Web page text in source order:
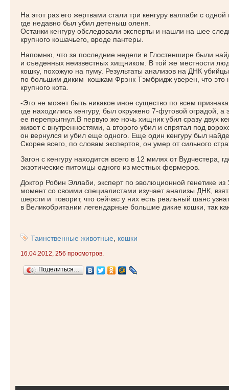
На этот раз его жертвами стали три кенгуру валлаби с
где недавно был убил детеныш оленя.
Останки кенгуру обследовали эксперты и нашли на шее
крупного кошачьего, вроде пантеры.
Напомню, что за последние недели в Глостеншире были
и съеденных неизвестных хищником. В той же местности
кошку, похожую на пуму. Результаты анализов на ДНК
по большим диким кошкам Фрэнк Тэмбридж уверен, что это
крупного кота.
-Это не может быть никакое иное существо по всем
где находились кенгуру, был окружено 7-футовой оградой, а
ее перепрыгнул.В первую же ночь хищник убил сразу двух
живот с внутренностями, а второго убил и спрятал под
он вернулся и убил еще одного. Еще один кенгуру был
Скорее всего, по словам экспертов, он умер от сильного
Загон с кенгуру находится всего в 12 милях от Вудчестера,
экзотические питомцы одного из местных фермеров.
Доктор Робин Эллаби, эксперт по эволюционной генетике из
момент со своими специалистами изучает анализы ДНК,
шерсти и говорит, что сейчас у них есть реальный шанс
в Великобритании легендарные большие дикие кошки, так
Таинственные животные кошки
16.04.2012, 256 просмотров.
Поделиться…